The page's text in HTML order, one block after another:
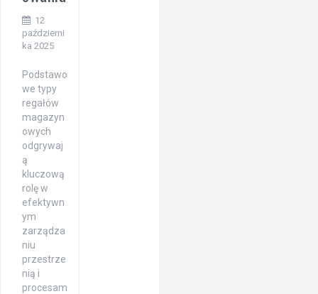
12
październi
ka 2025
Podstawo
we typy
regałów
magazyn
owych
odgrywaj
ą
kluczową
rolę w
efektywn
ym
zarządza
niu
przestrze
nią i
procesam